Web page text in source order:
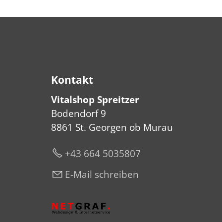
Kontakt
Vitalshop Spreitzer
Bodendorf 9
8861 St. Georgen ob Murau
+43 664 5035807
E-Mail schreiben